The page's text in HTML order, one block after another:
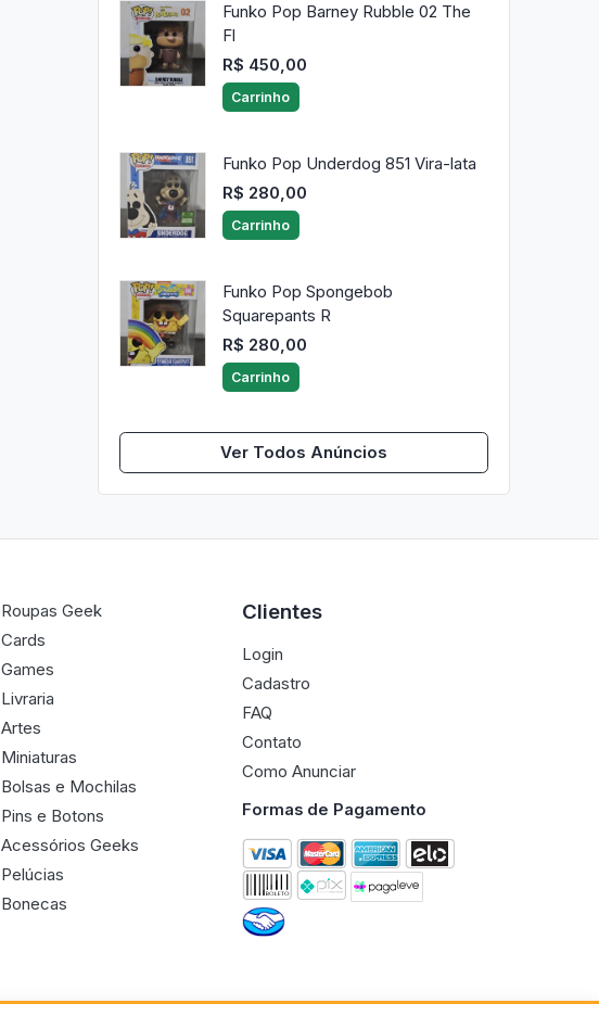
Funko Pop Barney Rubble 02 The
Fl
R$ 450,00
Carrinho
Funko Pop Underdog 851 Vira-lata
R$ 280,00
Carrinho
Funko Pop Spongebob
Squarepants R
R$ 280,00
Carrinho
Ver Todos Anúncios
Roupas Geek
Cards
Games
Livraria
Artes
Miniaturas
Bolsas e Mochilas
Pins e Botons
Acessórios Geeks
Pelúcias
Bonecas
Clientes
Login
Cadastro
FAQ
Contato
Como Anunciar
Formas de Pagamento